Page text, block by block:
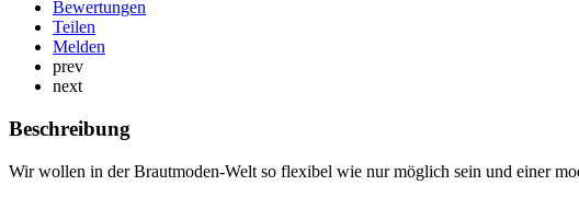
Bewertungen
Teilen
Melden
prev
next
Beschreibung
Wir wollen in der Brautmoden-Welt so flexibel wie nur möglich sein und einer